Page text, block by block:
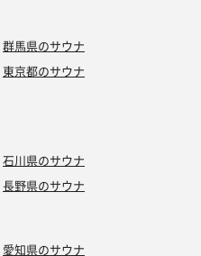
群馬県のサウナ
東京都のサウナ
石川県のサウナ
長野県のサウナ
愛知県のサウナ